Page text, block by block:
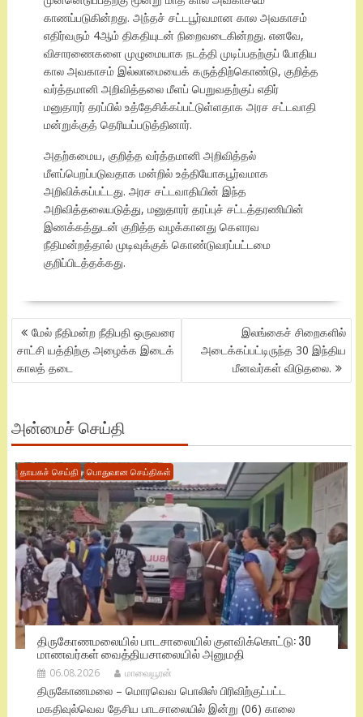
காணப்படுகின்றது. அந்தச் சட்டபூர்வமான கால அவகாசம்
எதிர்வரும் 4ஆம் திகதியுடன் நிறைவடைகின்றது. எனவே,
விசாரணைகளை முழுமையாக நடத்தி முடிப்பதற்குப் போதிய
கால அவகாசம் இல்லாமையைக் கருத்திற்கொண்டு, குறித்த
வர்த்தமானி அறிவித்தலை மீளப் பெறுவதற்குப் எதிர்
மனுதாரர் தரப்பில் உத்தேசிக்கப்பட்டுள்ளதாக அரச சட்டவாதி
மன்றுக்குத் தெரியப்படுத்தினார்.
அதற்கமைய, குறித்த வர்த்தமானி அறிவித்தல்
மீளப்பெறப்படுவதாக மன்றில் உத்தியோகபூர்வமாக
அறிவிக்கப்பட்டது. அரச சட்டவாதியின் இந்த
அறிவித்தலையடுத்து, மனுதாரர் தரப்புச் சட்டத்தரணியின்
இணக்கத்துடன் குறித்த வழக்கானது கௌரவ
நீதிமன்றத்தால் முடிவுக்குக் கொண்டுவரப்பட்டமை
குறிப்பிடத்தக்கது.
POST
NAVIGATION
மேல் நீதிமன்ற நீதிபதி ஒருவரை
சாட்சி யத்திற்கு அழைக்க இடைக்
காலத் தடை
இலங்கைச் சிறைகளில்
அடைக்கப்பட்டிருந்த 30 இந்திய
மீனவர்கள் விடுதலை.
அன்மைச் செய்தி
தாயகச் செய்தி பொதுவான செய்திகள்
திருகோணமலையில் பாடசாலையில் குளவிக்கொட்டு: 30
மாணவர்கள் வைத்தியசாலையில் அனுமதி
06.08.2026 மாவையூரன்
திருகோணமலை – மொரவெவ பொலிஸ் பிரிவிற்குட்பட்ட
மகதிவுல்வெவ தேசிய பாடசாலையில் இன்று (06) காலை